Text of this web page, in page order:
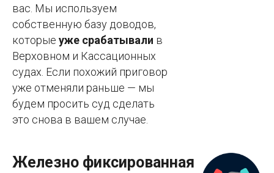
вас. Мы используем
собственную базу доводов,
которые уже срабатывали в
Верховном и Кассационных
судах. Если похожий приговор
уже отменяли раньше — мы
будем просить суд сделать
это снова в вашем случае.
Железно фиксированная